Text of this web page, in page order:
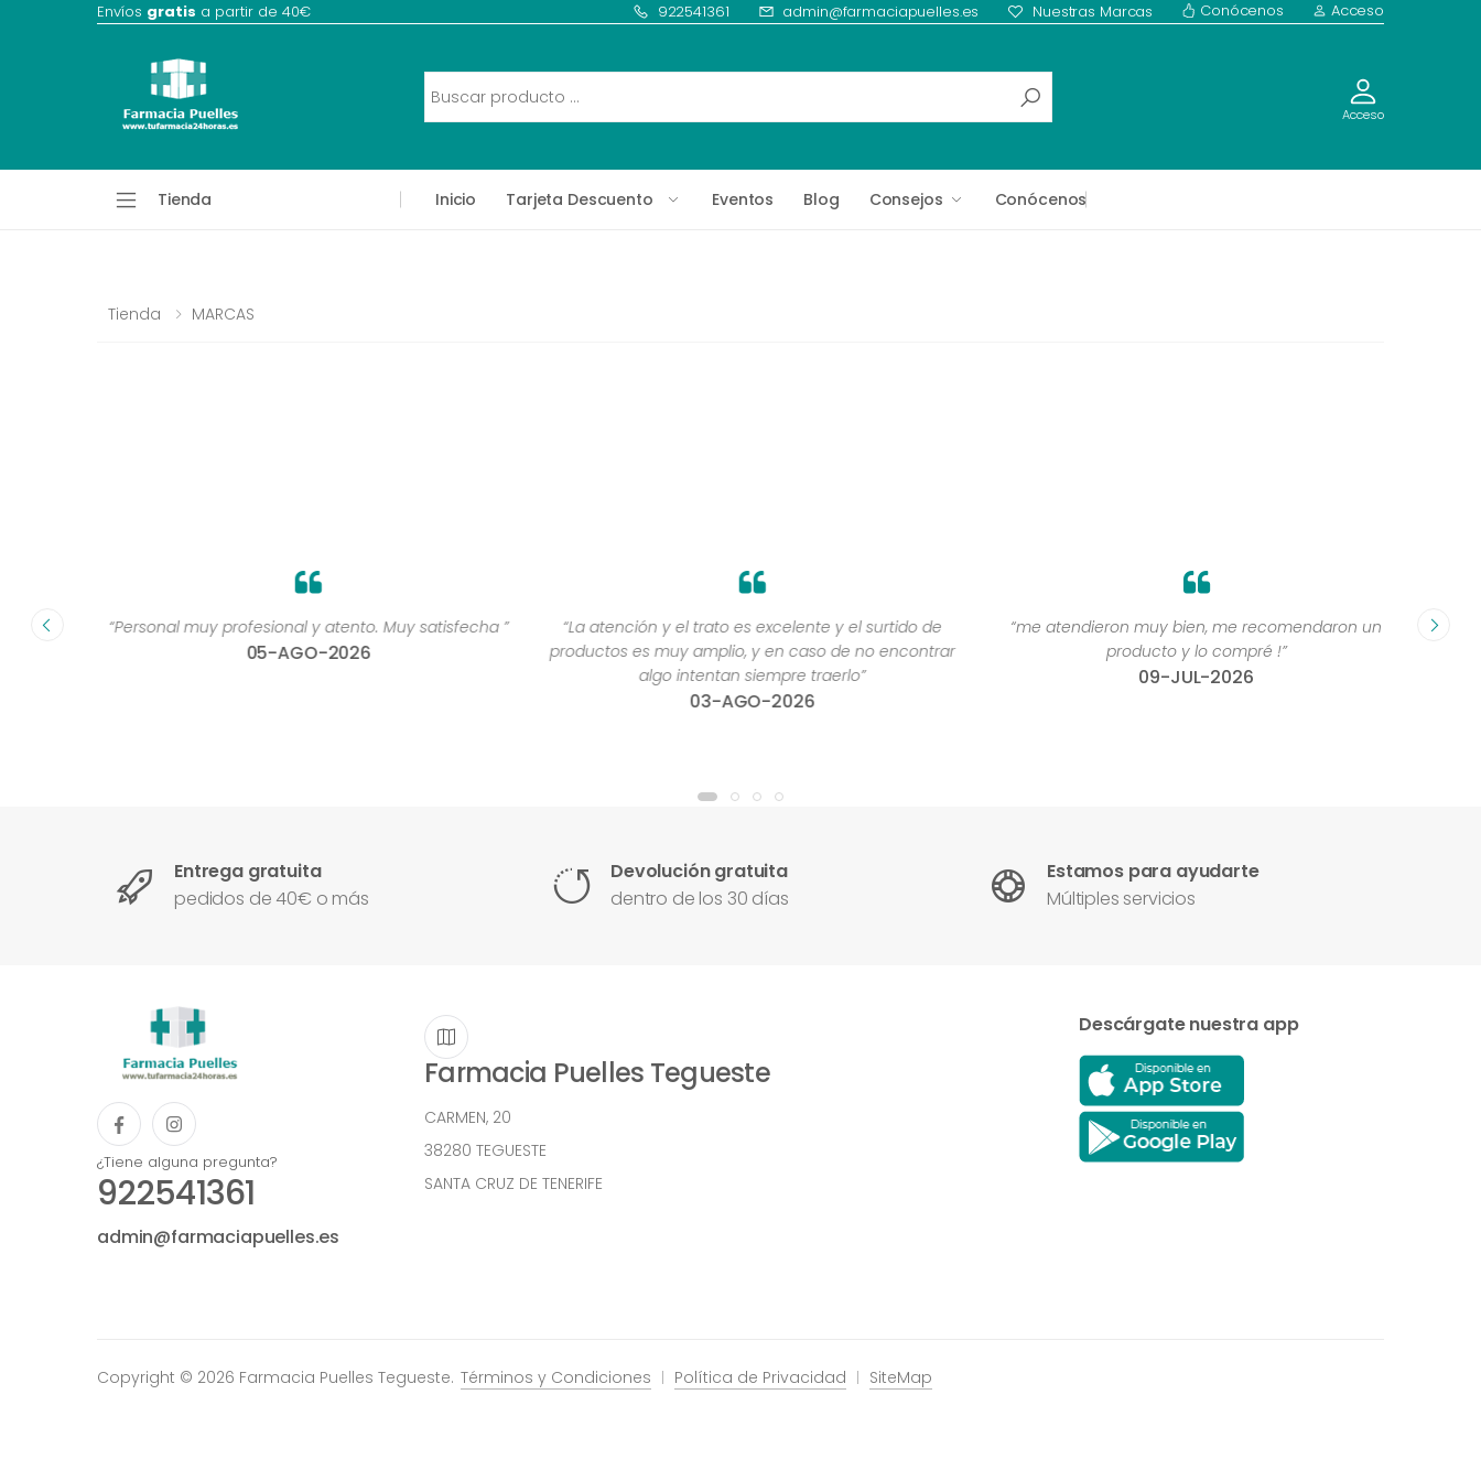
Envíos gratis a partir de 40€ 922541361 admin@farmaciapuelles.es Nuestras Marcas Conócenos Acceso
Acceso
Tienda Inicio Tarjeta Descuento Eventos Blog Consejos Conócenos
Tienda MARCAS
muy “Personal muy profesional y atento. Muy satisfecha ”
05-AGO-2026
“La atención y el trato es excelente y el surtido de
productos es muy amplio, y en caso de no encontrar
algo intentan siempre traerlo”
03-AGO-2026
“me atendieron muy bien, me recomendaron un
producto y lo compré !”
09-JUL-2026
Entrega gratuita
pedidos de 40€ o más
Devolución gratuita
dentro de los 30 días
Estamos para ayudarte
Múltiples servicios
¿Tiene alguna pregunta?
922541361
admin@farmaciapuelles.es
Farmacia Puelles Tegueste
CARMEN, 20
38280 TEGUESTE
SANTA CRUZ DE TENERIFE
Descárgate nuestra app
Copyright © 2026 Farmacia Puelles Tegueste. Términos y Condiciones Política de Privacidad SiteMap